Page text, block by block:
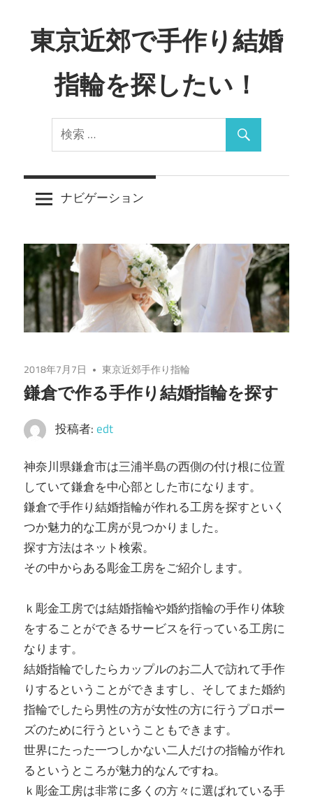
ン
テ
ッ
東京近郊で手作り結婚
指輪を探したい！
another
WordPress
site
ナビゲーション
2018年7月7日 東京近郊手作り指輪
鎌倉で作る手作り結婚指輪を探す
投稿者:edt
神奈川県鎌倉市は三浦半島の西側の付け根に位置
していて鎌倉を中心部とした市になります。
鎌倉で手作り結婚指輪が作れる工房を探すといく
つか魅力的な工房が見つかりました。
探す方法はネット検索。
その中からある彫金工房をご紹介します。
ｋ彫金工房では結婚指輪や婚約指輪の手作り体験
をすることができるサービスを行っている工房に
なります。
結婚指輪でしたらカップルのお二人で訪れて手作
りするということができますし、そしてまた婚約
指輪でしたら男性の方が女性の方に行うプロポー
ズのために行うということもできます。
世界にたった一つしかない二人だけの指輪が作れ
るというところが魅力的なんですね。
ｋ彫金工房は非常に多くの方々に選ばれている手